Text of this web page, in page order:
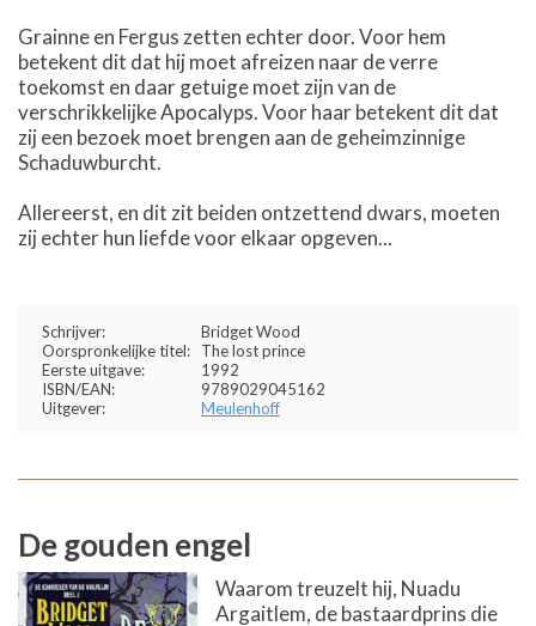
Grainne en Fergus zetten echter door. Voor hem
betekent dit dat hij moet afreizen naar de verre
toekomst en daar getuige moet zijn van de
verschrikkelijke Apocalyps. Voor haar betekent dit dat
zij een bezoek moet brengen aan de geheimzinnige
Schaduwburcht.
Allereerst, en dit zit beiden ontzettend dwars, moeten
zij echter hun liefde voor elkaar opgeven...
Schrijver:
Bridget Wood
Oorspronkelijke titel:
The lost prince
Eerste uitgave:
1992
ISBN/EAN:
9789029045162
Uitgever:
Meulenhoff
De gouden engel
Waarom treuzelt hij, Nuadu
Argaitlem, de bastaardprins die